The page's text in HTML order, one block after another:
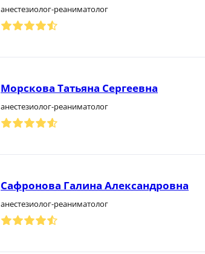
анестезиолог-реаниматолог
Морскова Татьяна Сергеевна
анестезиолог-реаниматолог
Сафронова Галина Александровна
анестезиолог-реаниматолог